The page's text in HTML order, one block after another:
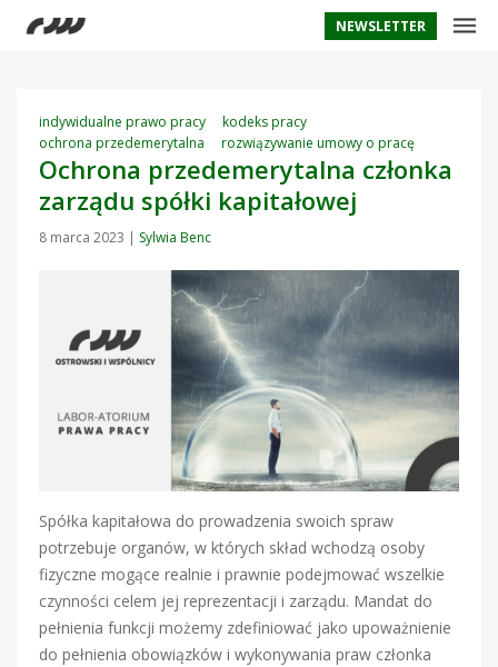
NEWSLETTER
indywidualne prawo pracy
kodeks pracy
ochrona przedemerytalna
rozwiązywanie umowy o pracę
Ochrona przedemerytalna członka
zarządu spółki kapitałowej
8 marca 2023 | Sylwia Benc
Spółka kapitałowa do prowadzenia swoich spraw
potrzebuje organów, w których skład wchodzą osoby
fizyczne mogące realnie i prawnie podejmować wszelkie
czynności celem jej reprezentacji i zarządu. Mandat do
pełnienia funkcji możemy zdefiniować jako upoważnienie
do pełnienia obowiązków i wykonywania praw członka